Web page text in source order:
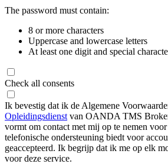
The password must contain:
8 or more characters
Uppercase and lowercase letters
At least one digit and special
Check all consents
Ik bevestig dat ik de Algemene
Opleidingsdienst van OANDA TMS
vormt om contact met mij op te nemen
telefonische ondersteuning biedt voor
geaccepteerd. Ik begrijp dat ik me op elk
voor deze service.